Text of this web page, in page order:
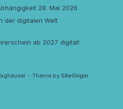
28. Mai 2026
der digitalen Welt
ab 2027 digital!
Theme by SiteOrigin